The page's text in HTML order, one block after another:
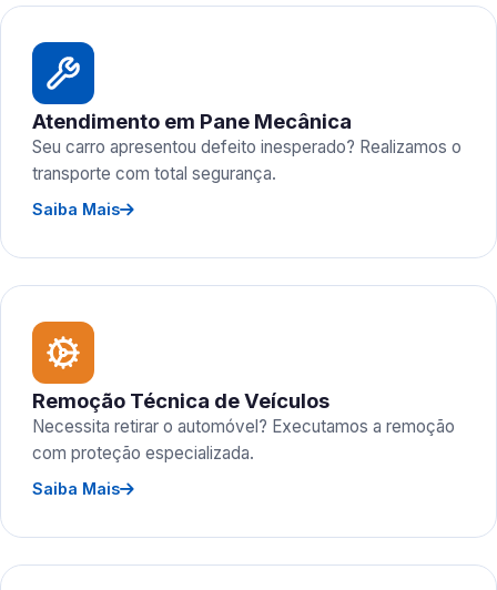
Atendimento em Pane Mecânica
Seu carro apresentou defeito inesperado? Realizamos o
transporte com total segurança.
Saiba Mais
Remoção Técnica de Veículos
Necessita retirar o automóvel? Executamos a remoção
com proteção especializada.
Saiba Mais